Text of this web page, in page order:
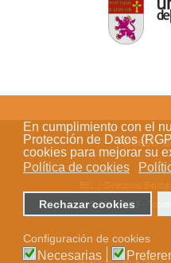
En cumplimiento con el
Protección de Datos
cookies para mejorar su
Política de cookies
Rechazar cookies
Configuración de cookies
Necesarias
Acceso
© 2018-2023 -